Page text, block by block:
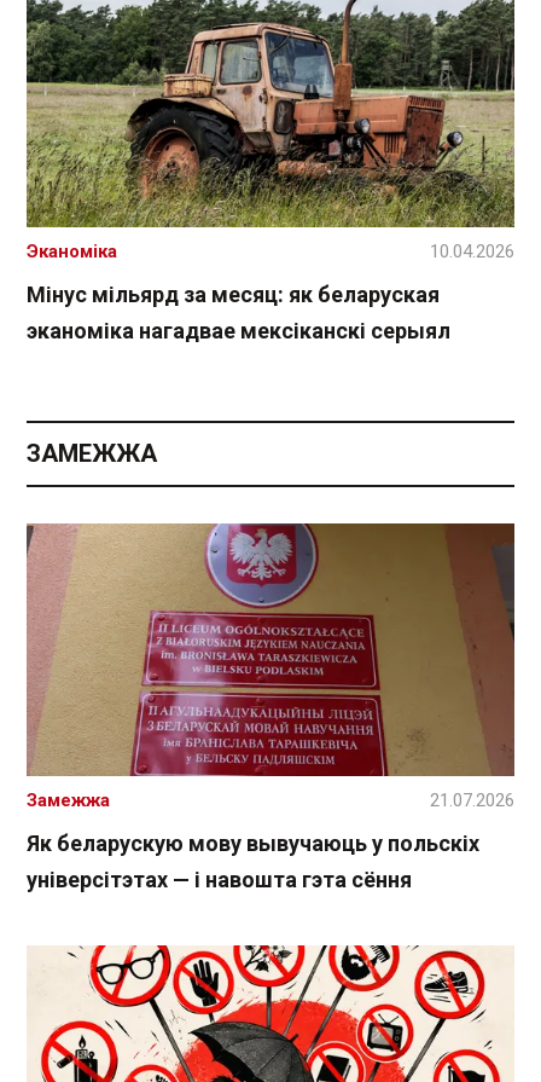
Мінус мільярд за месяц: як беларуская
эканоміка нагадвае мексіканскі серыял
Эканоміка 10.04.2026
ЗАМЕЖЖА
Як беларускую мову вывучаюць у польскіх
універсітэтах — і навошта гэта сёння
Замежжа 21.07.2026